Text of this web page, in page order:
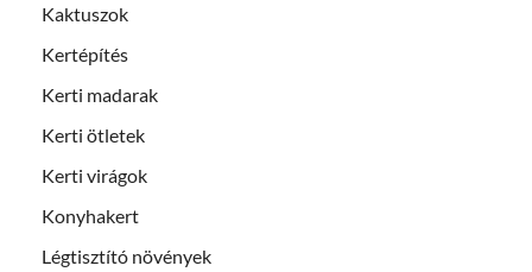
Kaktuszok
Kertépítés
Kerti madarak
Kerti ötletek
Kerti virágok
Konyhakert
Légtisztító növények